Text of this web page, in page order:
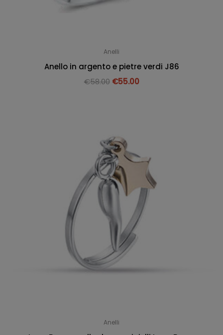
Anelli
Anello in argento e pietre verdi J86
€58.00 €55.00
Anelli